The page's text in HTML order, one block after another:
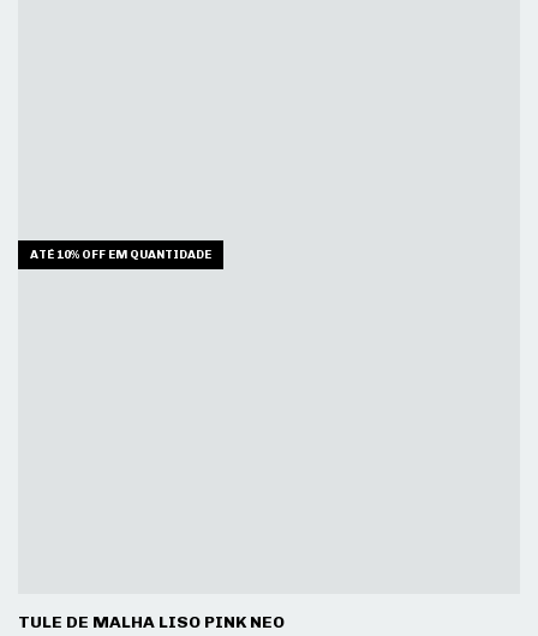
ATÉ 10% OFF EM QUANTIDADE
TULE DE MALHA LISO PINK NEO